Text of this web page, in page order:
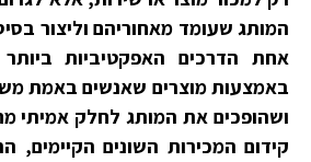
המותג שעומד מאחוריהם וליצור
אחת הדרכים האפקטיביות
באמצעות מוצרים שאנשים באמת
ושהופכים את המותג לחלק אמיתי
קידום המכירות השונים הקיימים,